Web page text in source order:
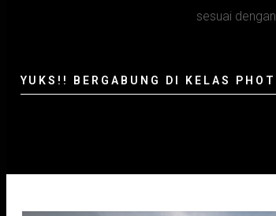
sesuai
YUKS!! BERGABUNG DI KELAS